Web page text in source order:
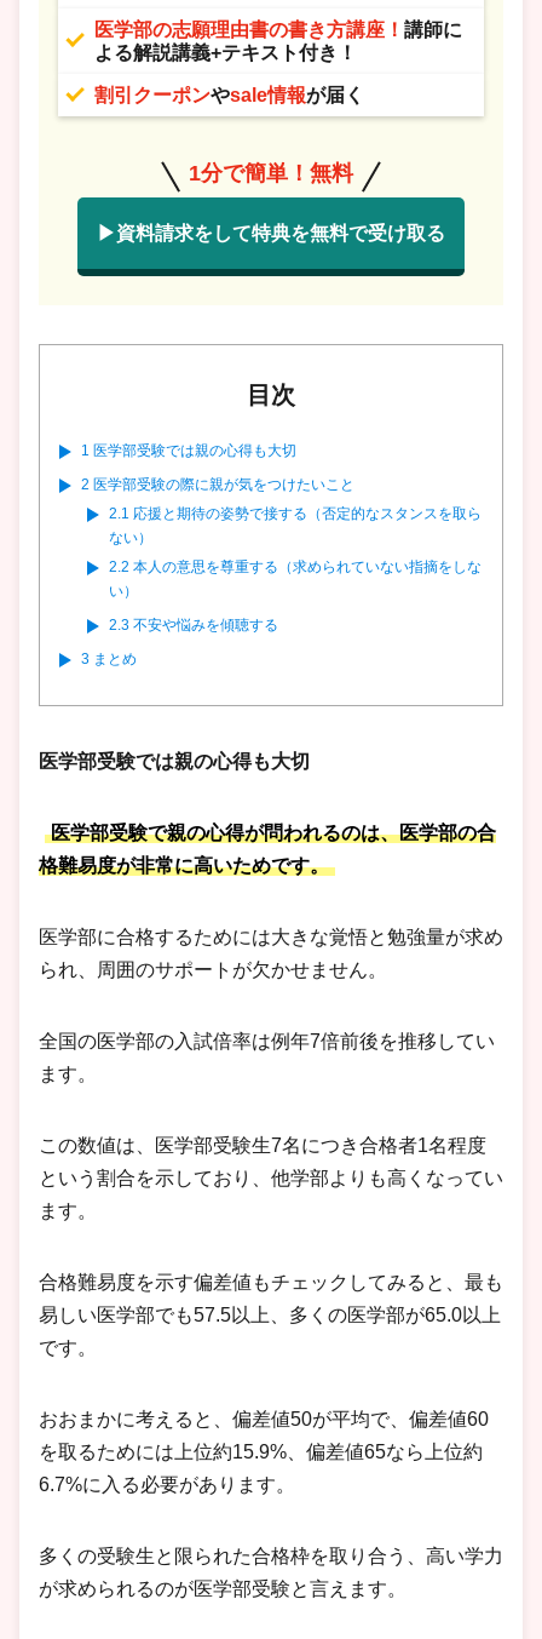
医学部の志願理由書の書き方講座！ 講師に
よる解説講義+テキスト付き！
割引クーポンやsale情報が届く
1分で簡単！無料
▶資料請求をして特典を無料で受け取る
目次
1 医学部受験では親の心得も大切
2 医学部受験の際に親が気をつけたいこと
2.1 応援と期待の姿勢で接する（否定的なスタンスを取ら
ない）
2.2 本人の意思を尊重する（求められていない指摘をしな
い）
2.3不安や悩みを傾聴する
3 まとめ
医学部受験では親の心得も大切
医学部受験で親の心得が問われるのは、医学部の合
格難易度が非常に高いためです。
医学部に合格するためには大きな覚悟と勉強量が求め
られ、周囲のサポートが欠かせません。
全国の医学部の入試倍率は例年7倍前後を推移してい
ます。
この数値は、医学部受験生7名につき合格者1名程度
という割合を示しており、他学部よりも高くなってい
ます。
合格難易度を示す偏差値もチェックしてみると、最も
易しい医学部でも57.5以上、多くの医学部が65.0以上
です。
おおまかに考えると、偏差値50が平均で、偏差値60
を取るためには上位約15.9%、偏差値65なら上位約
6.7%に入る必要があります。
多くの受験生と限られた合格枠を取り合う、高い学力
が求められるのが医学部受験と言えます。